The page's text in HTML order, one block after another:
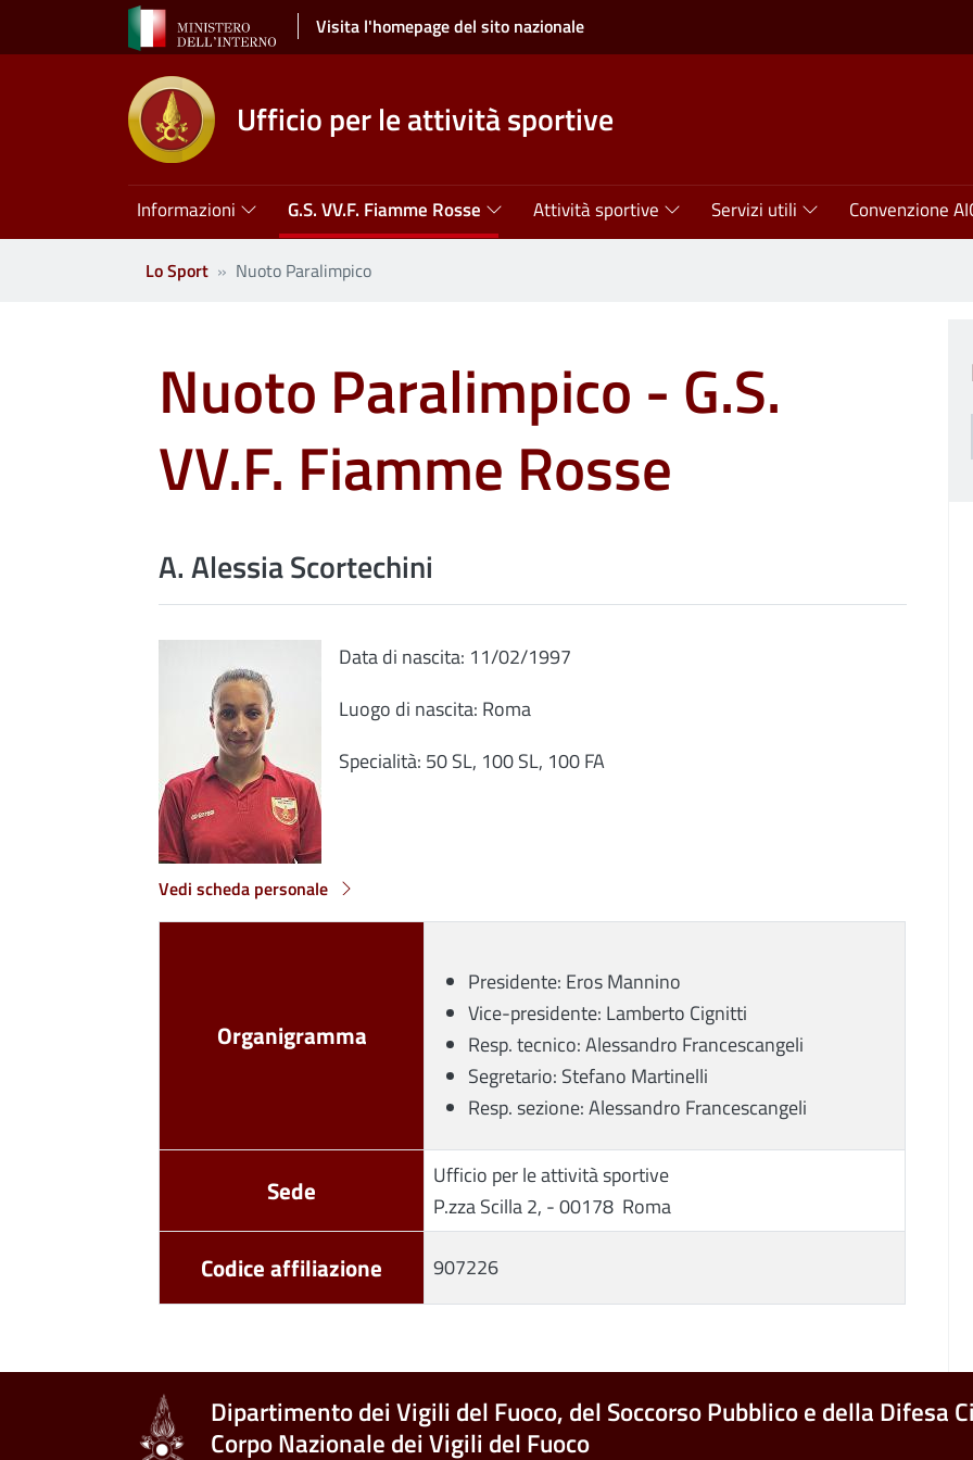
Salta al contenuto principale Visita l'homepage del sito nazionale
Ufficio per le attività sportive
Navigazione principale
Informazioni G.S. VV.F. Fiamme Rosse Attività sportive Servizi utili Convenzione
Lo Sport Nuoto Paralimpico
Nuoto Paralimpico - G.S.
VV.F. Fiamme Rosse
A. Alessia Scortechini
Data di nascita: 11/02/1997
Luogo di nascita: Roma
Specialità: 50 SL, 100 SL, 100 FA
Vedi scheda personale
Organigramma
Presidente: Eros Mannino
Vice-presidente: Lamberto Cignitti
Resp. tecnico: Alessandro Francescangeli
Segretario: Stefano Martinelli
Resp. sezione: Alessandro Francescangeli
Sede
Ufficio per le attività sportive
P.zza Scilla 2, - 00178 Roma
Codice affiliazione 907226
Dipartimento dei Vigili del Fuoco, del Soccorso Pubblico e della Difesa
Corpo Nazionale dei Vigili del Fuoco